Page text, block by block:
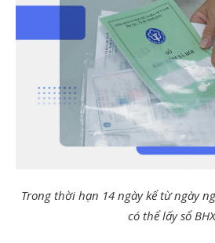
Trong thời hạn 14 ngày kể từ ngày
có thể lấy sổ